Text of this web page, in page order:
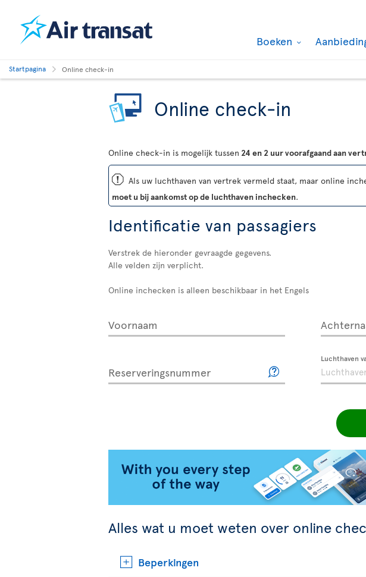
Boeken
Startpagina Online check-in
Online check-in
Online check-in is mogelijk tussen 24 en 2 uur voorafgaand aan
ü Als uw luchthaven van vertrek vermeld staat, maar online
moet u bij aankomst op de luchthaven inchecken.
Identificatie van passagiers
Verstrek de hieronder gevraagde gegevens.
Alle velden zijn verplicht.
Online inchecken is alleen beschikbaar in het Engels
Voornaam
Reserveringsnummer
Luchthaven
Alles wat u moet weten over online
Beperkingen